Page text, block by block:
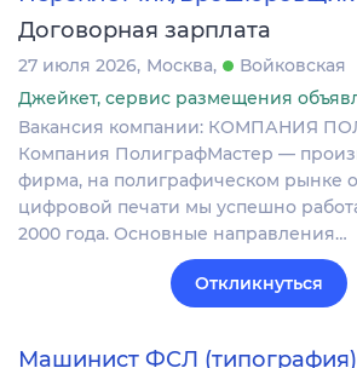
Договорная зарплата
27 июля 2026 Москва
Войковская
Джейкет, сервис размещения
Вакансия компании: КОМПАНИЯ
Компания ПолиграфМастер —
фирма, на полиграфическом рынке
цифровой печати мы успешно
2000 года. Основные направления…
Откликнуться
Машинист ФСЛ (типография)